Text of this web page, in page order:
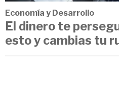
Economía y Desarrollo
El dinero te
esto y cambias tu